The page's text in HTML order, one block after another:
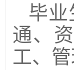
毕
通、
工、管